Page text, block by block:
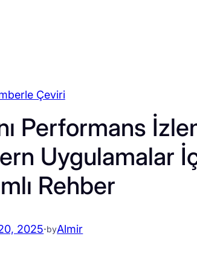
Çeviri
Performans
Uygulamalar
Rehber
2025·byAlmir